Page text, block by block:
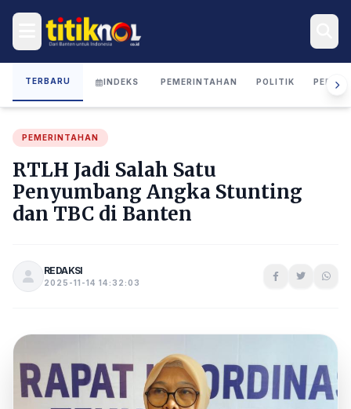
TERBARU INDEKS PEMERINTAHAN POLITIK
PEMERINTAHAN
RTLH Jadi Salah Satu
Penyumbang Angka Stunting
dan TBC di Banten
REDAKSI
2025-11-14 14:32:03